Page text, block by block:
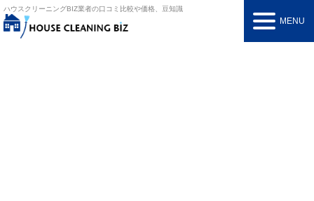
ハウスクリーニングBIZ業者の口コミ比較や価格、豆知識
MENU